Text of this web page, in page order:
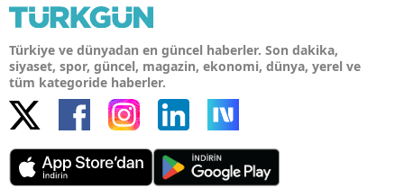
Türkiye ve dünyadan en güncel haberler. Son dakika,
siyaset, spor, güncel, magazin, ekonomi, dünya, yerel ve
tüm kategoride haberler.